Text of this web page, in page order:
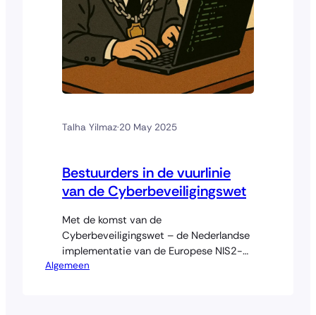
Talha Yilmaz·20 May 2025
Bestuurders in de vuurlinie
van de Cyberbeveiligingswet
Met de komst van de
Cyberbeveiligingswet – de Nederlandse
implementatie van de Europese NIS2-
richtlijn – verschuift de
Algemeen